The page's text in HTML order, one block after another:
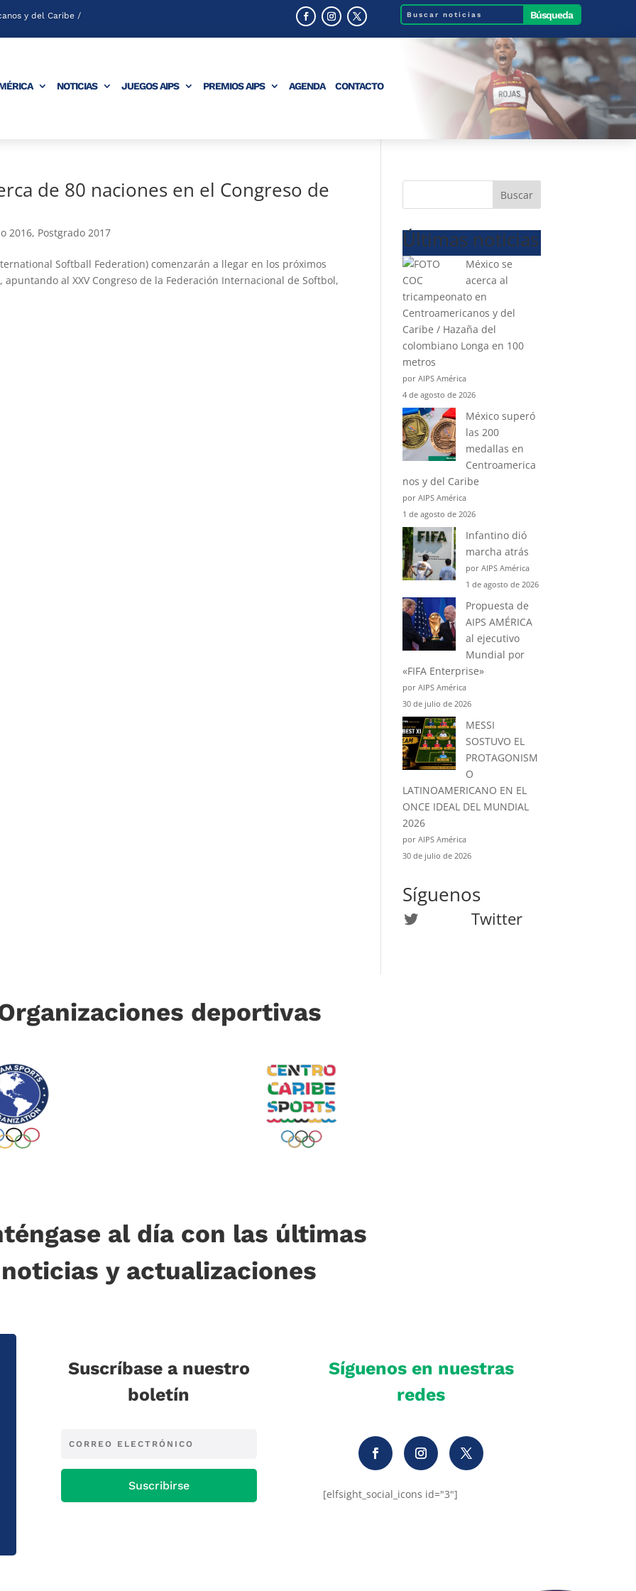
y del Caribe /
NOTICIAS JUEGOS AIPS PREMIOS AIPS AGENDA CONTACTO
de 80 naciones en el Congreso de
2016, Postgrado 2017
Softball Federation) comenzarán a llegar en los próximos
al XXV Congreso de la Federación Internacional de Softbol,
Buscar
Últimas noticias
México se
acerca al
tricampeonato en
Centroamericanos y del
Caribe / Hazaña del
colombiano Longa en 100
metros
por AIPS América
4 de agosto de 2026
México superó
las 200
medallas en
Centroamerica
nos y del Caribe
por AIPS América
1 de agosto de 2026
Infantino dió
marcha atrás
por AIPS América
1 de agosto de 2026
Propuesta de
AIPS AMÉRICA
al ejecutivo
Mundial por
«FIFA Enterprise»
por AIPS América
30 de julio de 2026
MESSI
SOSTUVO EL
PROTAGONISM
O
LATINOAMERICANO EN EL
ONCE IDEAL DEL MUNDIAL
2026
por AIPS América
30 de julio de 2026
Síguenos
Twitter Twitter
deportivas
al día con las últimas
noticias y actualizaciones
Suscríbase a nuestro
boletín
Suscribirse
Síguenos en nuestras
redes
[elfsight_social_icons id="3"]